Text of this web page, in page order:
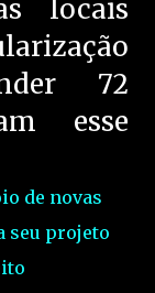
locais
72
esse
de novas
seu projeto